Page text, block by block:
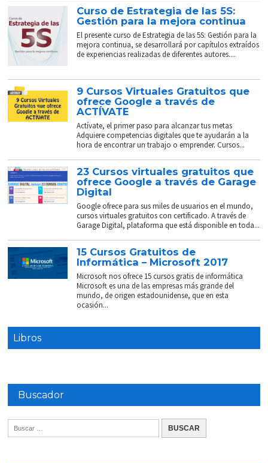
Curso de Estrategia de las 5S:
Gestión para la mejora continua
El presente curso de Estrategia de las 5S: Gestión para la
mejora continua, se desarrollará por capítulos extraídos
de experiencias realizadas de diferentes autores....
9 Cursos Virtuales Gratuitos que
ofrece Google a través de
ACTÍVATE
Actívate, el primer paso para alcanzar tus metas
Adquiere competencias digitales que te ayudarán a la
hora de encontrar un trabajo o emprender. Cursos...
23 Cursos virtuales gratuitos que
ofrece Google a través de Garage
Digital
Google ofrece para sus miles de usuarios en el mundo,
cursos virtuales gratuitos con certificado. A través de
Garage Digital, plataforma que está disponible en toda...
15 Cursos Gratuitos de
Informática – Microsoft 2017
Microsoft nos ofrece 15 cursos gratis de informática
Microsoft es una de las empresas más grande del
mundo, de origen estadounidense, que en esta
ocasión...
Libros
Buscador